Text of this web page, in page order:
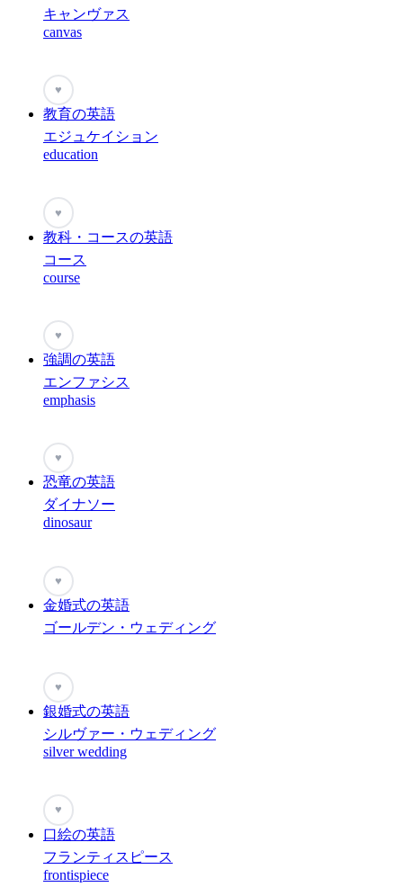
キャンヴァス
canvas
♥
教育の英語
エジュケイション
education
♥
教科・コースの英語
コース
course
♥
強調の英語
エンファシス
emphasis
♥
恐竜の英語
ダイナソー
dinosaur
♥
金婚式の英語
ゴールデン・ウェディング
♥
銀婚式の英語
シルヴァー・ウェディング
silver wedding
♥
口絵の英語
フランティスピース
frontispiece